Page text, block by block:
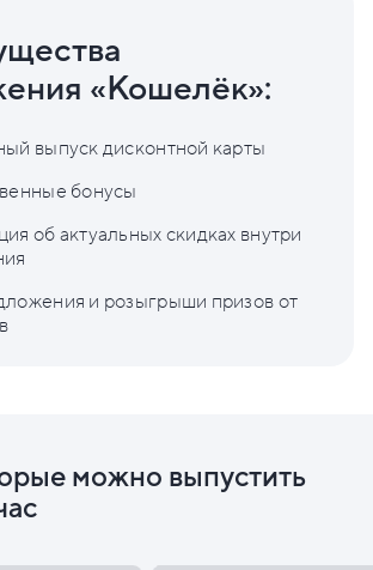
«Кошелёк»:
выпуск дисконтной карты
бонусы
об актуальных скидках внутри
и розыгрыши призов от
можно выпустить